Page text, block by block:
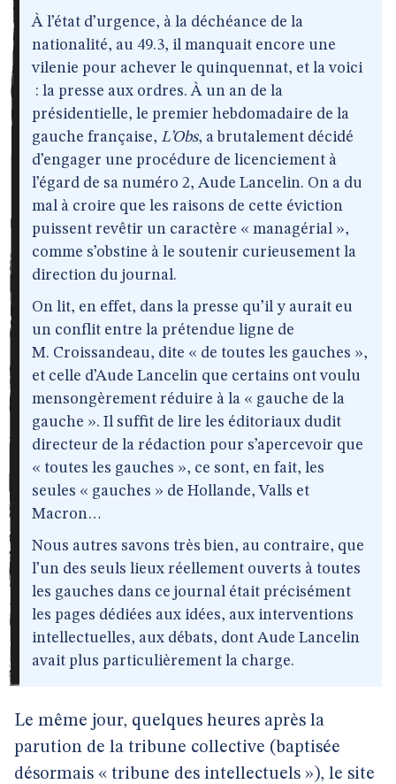
À l’état d’urgence, à la déchéance de la
nationalité, au 49.3, il manquait encore une
vilenie pour achever le quinquennat, et la voici
: la presse aux ordres. À un an de la
présidentielle, le premier hebdomadaire de la
gauche française, L’Obs, a brutalement décidé
d’engager une procédure de licenciement à
l’égard de sa numéro 2, Aude Lancelin. On a du
mal à croire que les raisons de cette éviction
puissent revêtir un caractère « managérial »,
comme s’obstine à le soutenir curieusement la
direction du journal.
On lit, en effet, dans la presse qu’il y aurait eu
un conflit entre la prétendue ligne de
M. Croissandeau, dite « de toutes les gauches »,
et celle d’Aude Lancelin que certains ont voulu
mensongèrement réduire à la « gauche de la
gauche ». Il suffit de lire les éditoriaux dudit
directeur de la rédaction pour s’apercevoir que
« toutes les gauches », ce sont, en fait, les
seules « gauches » de Hollande, Valls et
Macron…
Nous autres savons très bien, au contraire, que
l’un des seuls lieux réellement ouverts à toutes
les gauches dans ce journal était précisément
les pages dédiées aux idées, aux interventions
intellectuelles, aux débats, dont Aude Lancelin
avait plus particulièrement la charge.
Le même jour, quelques heures après la
parution de la tribune collective (baptisée
désormais « tribune des intellectuels »), le site